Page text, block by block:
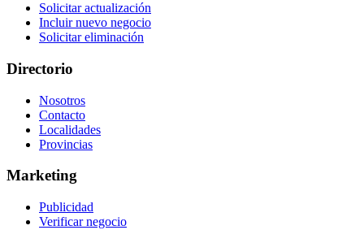
Solicitar actualización
Incluir nuevo negocio
Solicitar eliminación
Directorio
Nosotros
Contacto
Localidades
Provincias
Marketing
Publicidad
Verificar negocio